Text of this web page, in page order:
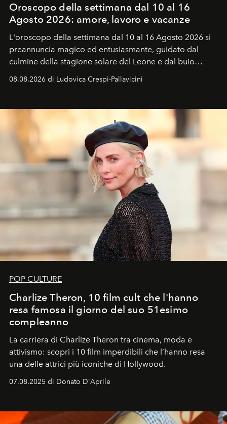
Oroscopo della settimana dal 10 al 16
Agosto 2026: amore, lavoro e vacanze
L'oroscopo della settimana dal 10 al 16 Agosto 2026 si
preannuncia magico ed entusiasmante, guidato dal
culmine della stagione solare del Leone e dal buio
ideale per la notte delle Perseidi.
08.08.2026 di Ludovica Crespi-Pallavicini
POP CULTURE
Charlize Theron, 10 film cult che l'hanno
resa famosa il giorno del suo 51esimo
compleanno
La carriera di Charlize Theron tra cinema, moda e
attivismo: scopri i 10 film imperdibili che l’hanno resa
una delle attrici più iconiche di Hollywood.
07.08.2025 di Donato D'Aprile